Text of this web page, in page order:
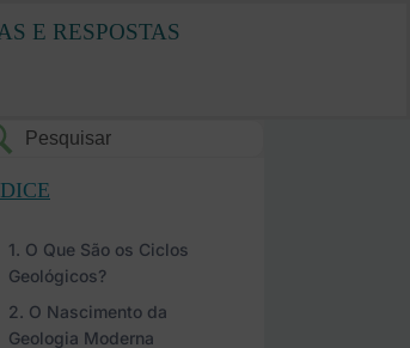
E RESPOSTAS
O Que São os Ciclos
Geológicos?
O Nascimento da
Geologia Moderna